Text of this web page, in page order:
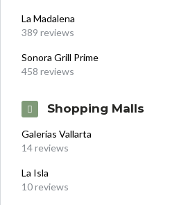
La Madalena
389 reviews
Sonora Grill Prime
458 reviews
Shopping Malls
Galerías Vallarta
14 reviews
La Isla
10 reviews